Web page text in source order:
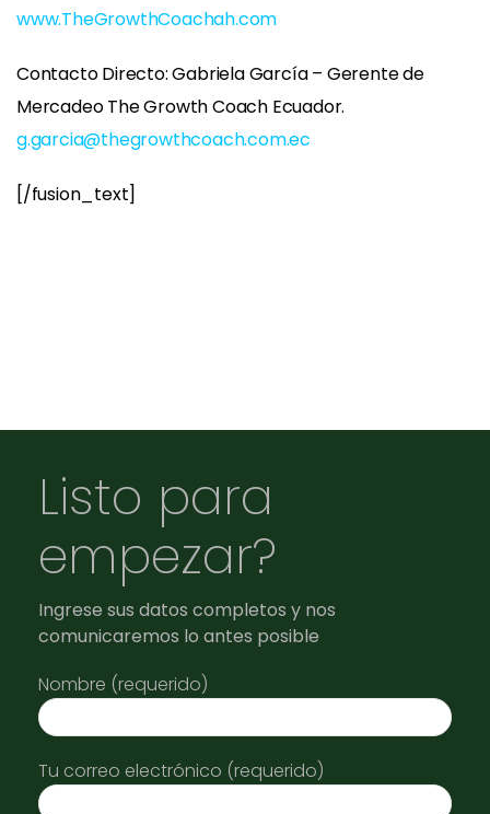
www.TheGrowthCoachah.com
Contacto Directo: Gabriela García – Gerente de
Mercadeo The Growth Coach Ecuador.
g.garcia@thegrowthcoach.com.ec
[/fusion_text]
Listo para
empezar?
Ingrese sus datos completos y nos
comunicaremos lo antes posible
Nombre (requerido)
Tu correo electrónico (requerido)